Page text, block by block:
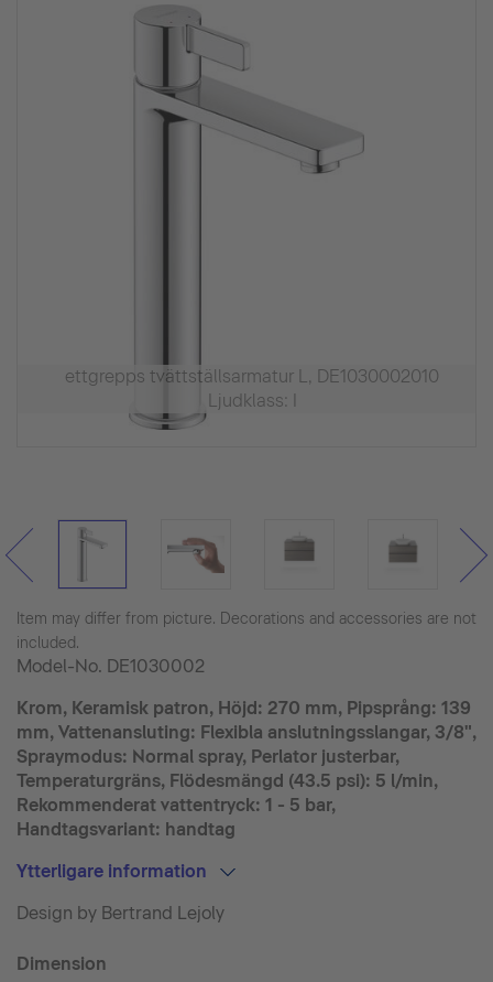
ettgrepps tvättställsarmatur L, DE1030002010
Ljudklass: I
Item may differ from picture. Decorations and accessories are not
included.
Model-No. DE1030002
Krom, Keramisk patron, Höjd: 270 mm, Pipsprång: 139
mm, Vattenansluting: Flexibla anslutningsslangar, 3/8",
Spraymodus: Normal spray, Perlator justerbar,
Temperaturgräns, Flödesmängd (43.5 psi): 5 l/min,
Rekommenderat vattentryck: 1 - 5 bar,
Handtagsvariant: handtag
Ytterligare information
Design by Bertrand Lejoly
Dimension